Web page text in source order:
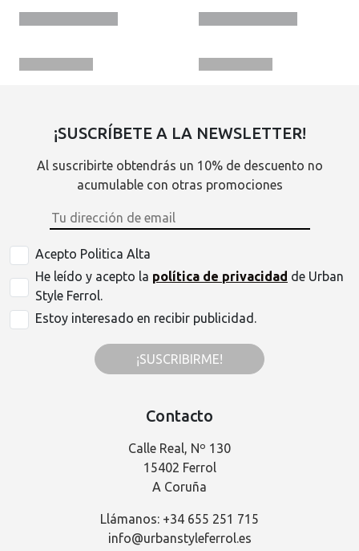
¡SUSCRÍBETE A LA NEWSLETTER!
Al suscribirte obtendrás un 10% de descuento no
acumulable con otras promociones
Acepto Politica Alta
He leído y acepto la política de privacidad de Urban
Style Ferrol.
Estoy interesado en recibir publicidad.
¡SUSCRIBIRME!
Contacto
Calle Real, Nº 130
15402 Ferrol
A Coruña
Llámanos: +34 655 251 715
info@urbanstyleferrol.es